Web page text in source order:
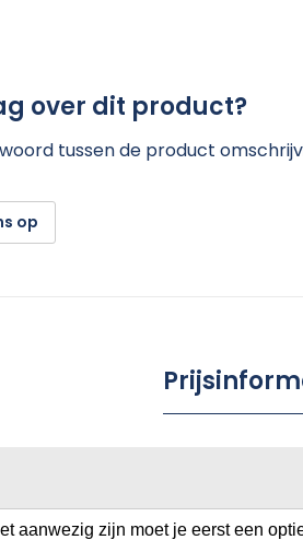
over dit product?
tussen de product
op
aanwezig zijn moet je eerst een